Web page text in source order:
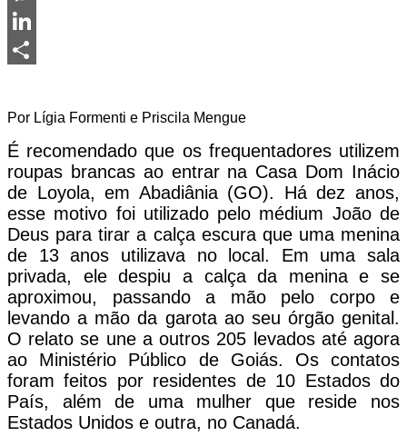
Messenger
LinkedIn
Por Lígia Formenti e Priscila Mengue
É recomendado que os frequentadores utilizem
roupas brancas ao entrar na Casa Dom Inácio
de Loyola, em Abadiânia (GO). Há dez anos,
esse motivo foi utilizado pelo médium João de
Deus para tirar a calça escura que uma menina
de 13 anos utilizava no local. Em uma sala
privada, ele despiu a calça da menina e se
aproximou, passando a mão pelo corpo e
levando a mão da garota ao seu órgão genital.
O relato se une a outros 205 levados até agora
ao Ministério Público de Goiás. Os contatos
foram feitos por residentes de 10 Estados do
País, além de uma mulher que reside nos
Estados Unidos e outra, no Canadá.